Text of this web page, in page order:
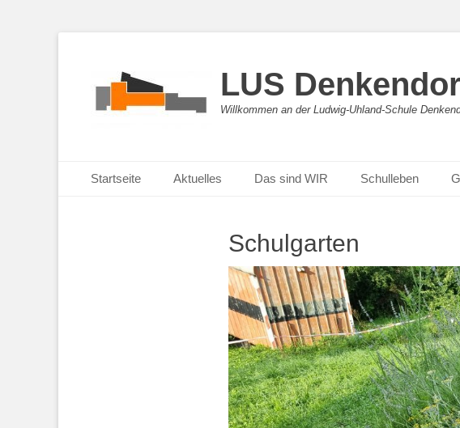
LUS
Willkommen an der Ludwig-Uhland-Schule
Primäres Menü
Inhalt
Startseite Aktuelles Das sind WIR Schulleben
Schulgarten